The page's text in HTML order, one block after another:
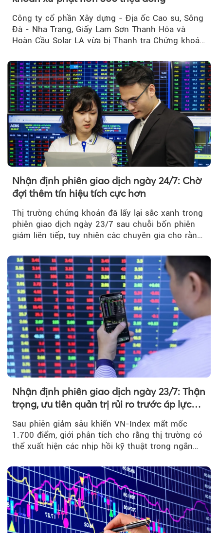
Công ty cổ phần Xây dựng - Địa ốc Cao su, Sông
Đà - Nha Trang, Giấy Lam Sơn Thanh Hóa và
Hoàn Cầu Solar LA vừa bị Thanh tra Chứng khoán
do vi phạm quy định về công bố thông tin trên
thị trường chứng khoán.
Nhận định phiên giao dịch ngày 24/7: Chờ
đợi thêm tín hiệu tích cực hơn
Thị trường chứng khoán đã lấy lại sắc xanh trong
phiên giao dịch ngày 23/7 sau chuỗi bốn phiên
giảm liên tiếp, tuy nhiên các chuyên gia cho rằng
Nhận định phiên giao dịch ngày 23/7: Thận
trọng, ưu tiên quản trị rủi ro trước áp lực
Sau phiên giảm sâu khiến VN-Index mất mốc
1.700 điểm, giới phân tích cho rằng thị trường có
thể xuất hiện các nhịp hồi kỹ thuật trong ngắn